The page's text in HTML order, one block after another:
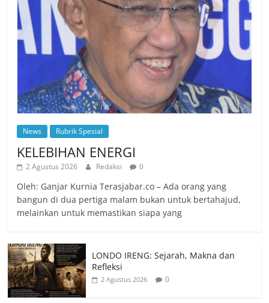
News Rubrik Spesial
KELEBIHAN ENERGI
2 Agustus 2026 Redaksi 0
Oleh: Ganjar Kurnia Terasjabar.co – Ada orang yang
bangun di dua pertiga malam bukan untuk bertahajud,
melainkan untuk memastikan siapa yang
LONDO IRENG: Sejarah, Makna dan
Refleksi
2 Agustus 2026 0